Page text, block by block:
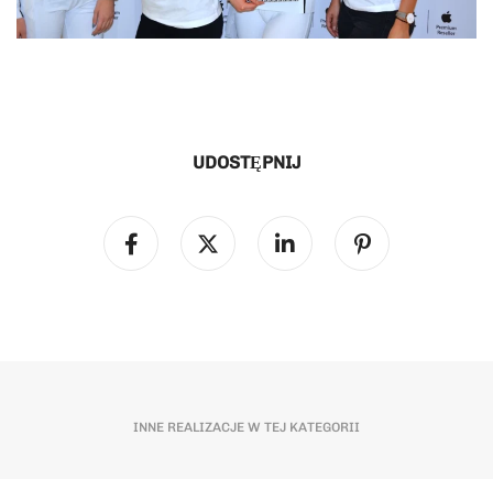
UDOSTĘPNIJ
INNE REALIZACJE W TEJ KATEGORII